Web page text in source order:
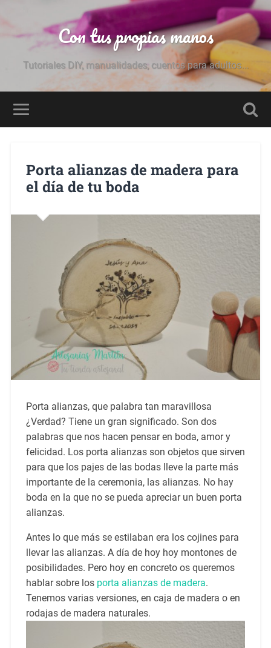
Con tus propias manos
Tutoriales DIY, manualidades, cuentos para adultos...
Porta alianzas de madera para
el día de tu boda
Porta alianzas, que palabra tan maravillosa
¿Verdad? Tiene un gran significado. Son dos
palabras que nos hacen pensar en boda, amor y
felicidad. Los porta alianzas son objetos que sirven
para que los pajes de las bodas lleve la parte más
importante de la ceremonia, las alianzas. No hay
boda en la que no se pueda apreciar un buen porta
alianzas.
Antes lo que más se estilaban era los cojines para
llevar las alianzas. A día de hoy hoy montones de
posibilidades. Pero hoy en concreto os queremos
hablar sobre los porta alianzas de madera.
Tenemos varias versiones, en caja de madera o en
rodajas de madera naturales.